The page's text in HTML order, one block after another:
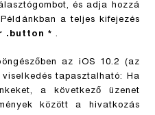
és adja hozzá
a teljes kifejezés
.button * .
az iOS 10.2 (az
tapasztalható: Ha
a következő üzenet
között a hivatkozás